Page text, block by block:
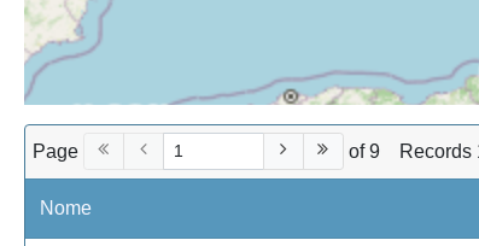
Page of 9 Records
Nome